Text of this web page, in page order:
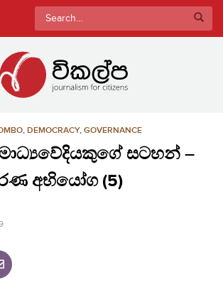
Search
for:
, DEMOCRACY, GOVERNANCE
සටහන් –
අභියෝග (5)